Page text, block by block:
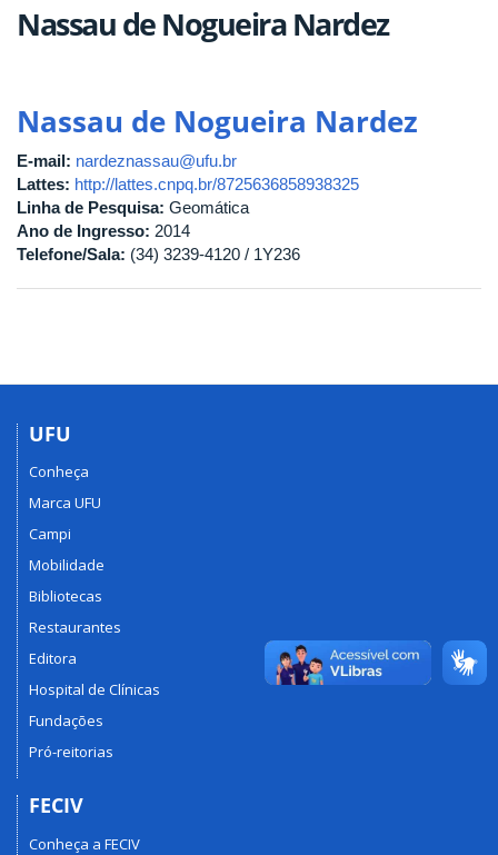
Nassau de Nogueira Nardez
Nassau de Nogueira Nardez
E-mail: nardeznassau@ufu.br
Lattes: http://lattes.cnpq.br/8725636858938325
Linha de Pesquisa: Geomática
Ano de Ingresso: 2014
Telefone/Sala: (34) 3239-4120 / 1Y236
UFU
Conheça
Marca UFU
Campi
Mobilidade
Bibliotecas
Restaurantes
Editora
Hospital de Clínicas
Fundações
Pró-reitorias
FECIV
Conheça a FECIV